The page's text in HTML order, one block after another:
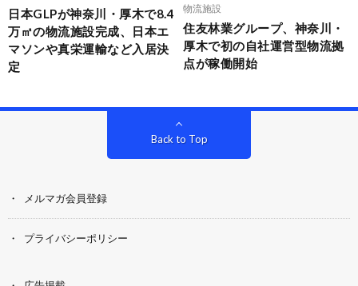
日本GLPが神奈川・厚木で8.4
万㎡の物流施設完成、日本エ
マソンや真栄運輸など入居決
定
物流施設
住友林業グループ、神奈川・
厚木で初の自社運営型物流拠
点が稼働開始
Back to Top
メルマガ会員登録
プライバシーポリシー